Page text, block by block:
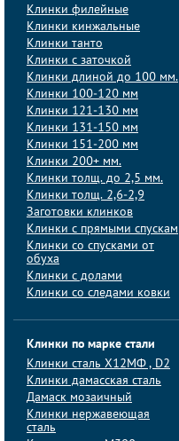
Клинки филейные
Клинки кинжальные
Клинки танто
Клинки с заточкой
Клинки длиной до 100 мм.
Клинки 100-120 мм
Клинки 121-130 мм
Клинки 131-150 мм
Клинки 151-200 мм
Клинки 200+ мм.
Клинки толщ. до 2,5 мм.
Клинки толщ. 2,6-2,9
Заготовки клинков
Клинки с прямыми спускам
Клинки со спусками от
обуха
Клинки с долами
Клинки со следами ковки
Клинки по марке стали
Клинки сталь Х12МФ , D2
Клинки дамасская сталь
Дамаск мозаичный
Клинки нержавеющая
сталь